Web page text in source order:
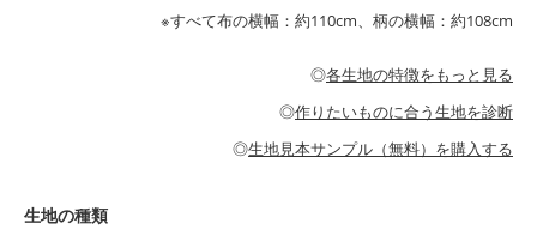
・布団カバーなどの寝具、カーテン
・ブラウス、チュニック、ワンピースなどの洋服
・パジャマなどの寝具
・ブラウス、シャツ、チュニックなどのトップス
綾織りの生地です。しっかりとした張りと厚みがありながらも柔
らかいのが特徴です。生地の厚みは中厚手です。1枚でも透け感
・カーテン、エプロン、テーブルクロスなどの暮らしのアイテム
・パンツ、タックスカートなどのボトムス
もっと詳しく見る
耐久性があります。トートバッグ・ポーチ・ペンケースなどの布
小物、インテリア用品に向いています。
・工作用エプロン
※すべて布の横幅：約110cm、柄の横幅：約108cm
◎各生地の特徴をもっと見る
◎作りたいものに合う生地を診断
◎生地見本サンプル（無料）を購入する
生地の種類